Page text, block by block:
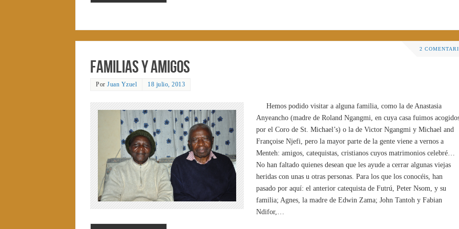
2
Familias y amigos
Por Juan Yzuel 18 julio, 2013
Hemos podido visitar a alguna familia, como la de Anastasia
Anyeancho (madre de Roland Ngangmi, en cuya casa fuimos
por el Coro de St. Michael’s) o la de Victor Ngangmi y Michael and
Françoise Njefi, pero la mayor parte de la gente viene a vernos a
Menteh: amigos, catequistas, cristianos cuyos matrimonios celebré…
No han faltado quienes desean que les ayude a cerrar algunas viejas
heridas con unas u otras personas. Para los que los conocéis, han
pasado por aquí: el anterior catequista de Futrú, Peter Nsom, y su
familia; Agnes, la madre de Edwin Zama; John Tantoh y Fabian
Ndifor,…